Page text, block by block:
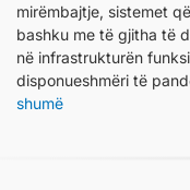
mirëmbajtje, sistemet
bashku me të gjitha të
në infrastrukturën
disponueshmëri të
shumë